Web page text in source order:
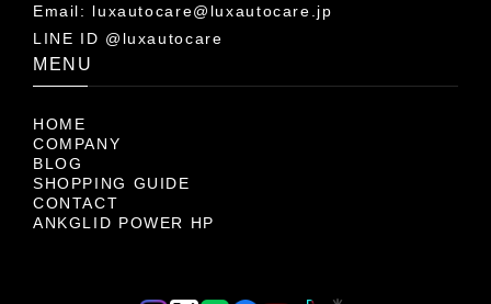
Email: luxautocare@luxautocare.jp
LINE ID @luxautocare
MENU
HOME
COMPANY
BLOG
SHOPPING GUIDE
CONTACT
ANKGLID POWER HP